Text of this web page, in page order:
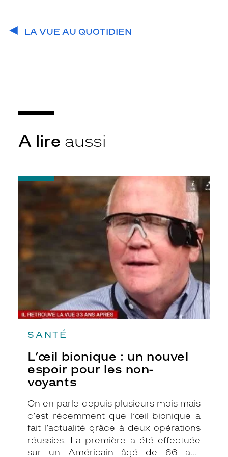
LA VUE AU QUOTIDIEN
A lire aussi
SANTÉ
L’œil bionique : un nouvel
espoir pour les non-
voyants
On en parle depuis plusieurs mois mais
c’est récemment que l’œil bionique a
fait l’actualité grâce à deux opérations
réussies. La première a été effectuée
sur un Américain âgé de 66 ans
-
L’œil
un
nouvel
espoir
les
non-
voyants